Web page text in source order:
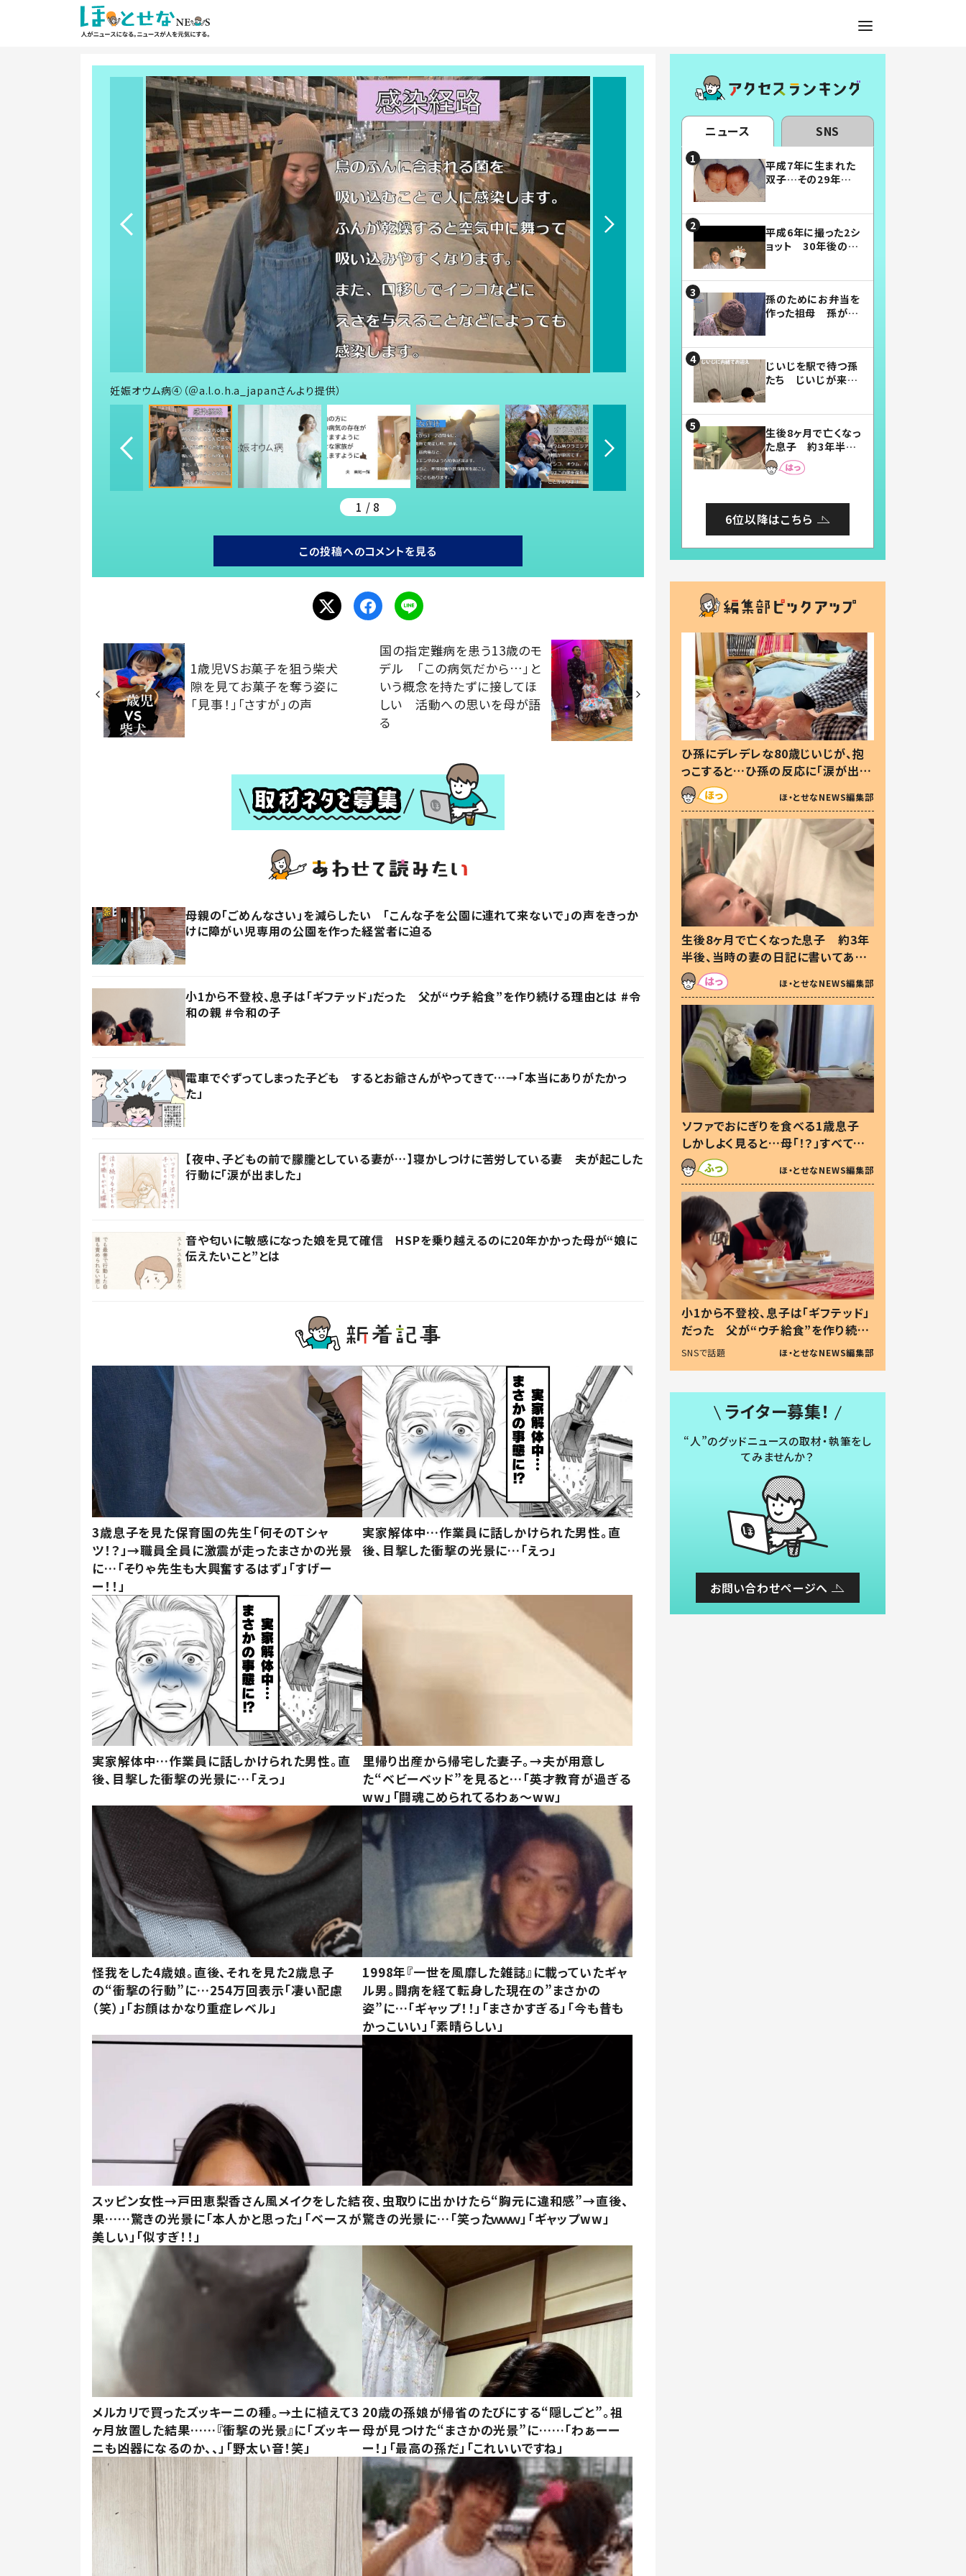
妊娠オウム病④（＠a.l.o.h.a_japanさんより提供）
1 / 8
この投稿へのコメントを見る
1歳児VSお菓子を狙う柴犬
隙を見てお菓子を奪う姿に
「見事！」「さすが」の声
国の指定難病を患う13歳のモ
デル 「この病気だから…」と
いう概念を持たずに接してほ
しい 活動への思いを母が語
る
母親の「ごめんなさい」を減らしたい 「こんな子を公園に連れて来ないで」の声をきっか
けに障がい児専用の公園を作った経営者に迫る
小1から不登校、息子は「ギフテッド」だった 父が“ウチ給食”を作り続ける理由とは #令
和の親 #令和の子
電車でぐずってしまった子ども するとお爺さんがやってきて…→「本当にありがたかっ
た」
【夜中、子どもの前で朦朧としている妻が…】寝かしつけに苦労している妻 夫が起こした
行動に「涙が出ました」
音や匂いに敏感になった娘を見て確信 HSPを乗り越えるのに20年かかった母が“娘に
伝えたいこと”とは
3歳息子を見た保育園の先生「何そのTシャ
ツ！？」→職員全員に激震が走ったまさかの光景
に…「そりゃ先生も大興奮するはず」「すげー
ー！！」
実家解体中…作業員に話しかけられた男性。直
後、目撃した衝撃の光景に…「えっ」
実家解体中…作業員に話しかけられた男性。直
後、目撃した衝撃の光景に…「えっ」
里帰り出産から帰宅した妻子。→夫が用意し
た“ベビーベッド”を見ると…「英才教育が過ぎる
ww」「闘魂こめられてるわぁ～ww」
怪我をした4歳娘。直後、それを見た2歳息子
の“衝撃の行動”に…254万回表示「凄い配慮
（笑）」「お顔はかなり重症レベル」
1998年『一世を風靡した雑誌』に載っていたギャ
ル男。闘病を経て転身した現在の”まさかの
姿”に…「ギャップ！！」「まさかすぎる」「今も昔も
かっこいい」「素晴らしい」
スッピン女性→戸田恵梨香さん風メイクをした結
果……驚きの光景に「本人かと思った」「ベースが
美しい」「似すぎ！！」
夜、虫取りに出かけたら“胸元に違和感”→直後、
驚きの光景に…「笑ったｗｗｗ」「ギャップww」
メルカリで買ったズッキーニの種。→土に植えて3
ヶ月放置した結果……『衝撃の光景』に「ズッキー
ニも凶器になるのか、、」「野太い音！笑」
20歳の孫娘が帰省のたびにする“隠しごと”。祖
母が見つけた“まさかの光景”に……「わぁーー
ー！」「最高の孫だ」「これいいですね」
ニュース SNS
平成7年に生まれた
双子…その29年後
平成6年に撮った2シ
ョット 30年後の姿
孫のためにお弁当を
作った祖母 孫が絶
じいじを駅で待つ孫
たち じいじが来た
まらない」「幸せにな
れる」
生後8ヶ月で亡くなっ
た息子 約3年半
後、当時の妻の日記
に書いてあった本音
6位以降はこちら
ひ孫にデレデレな80歳じいじが、抱
っこすると…ひ孫の反応に「涙が出ま
した」「可愛くて仕方ない」
ほ・とせなNEWS編集部
生後8ヶ月で亡くなった息子 約3年
半後、当時の妻の日記に書いてあっ
た本音とは
ほ・とせなNEWS編集部
ソファでおにぎりを食べる1歳息子
しかしよく見ると…母「！？」すべてを
察した母の投稿に「可愛いから許
す！」「現行犯〜」
ほ・とせなNEWS編集部
小1から不登校、息子は「ギフテッド」
だった 父が“ウチ給食”を作り続け
る理由とは #令和の親 #令和の子
SNSで話題 ほ・とせなNEWS編集部
ライター募集！
“人”のグッドニュースの取材・執筆をし
てみませんか？
お問い合わせページへ